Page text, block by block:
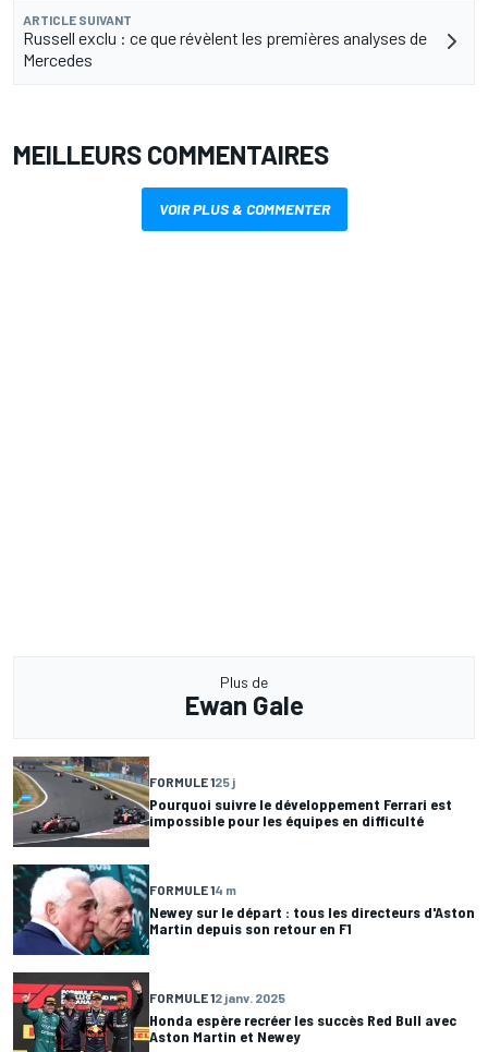
ARTICLE SUIVANT
Russell exclu : ce que révèlent les premières analyses de
Mercedes
MEILLEURS COMMENTAIRES
VOIR PLUS & COMMENTER
Plus de
Ewan Gale
FORMULE 125 j
Pourquoi suivre le développement Ferrari est
impossible pour les équipes en difficulté
FORMULE 14 m
Newey sur le départ : tous les directeurs d'Aston
Martin depuis son retour en F1
FORMULE 12 janv. 2025
Honda espère recréer les succès Red Bull avec
Aston Martin et Newey